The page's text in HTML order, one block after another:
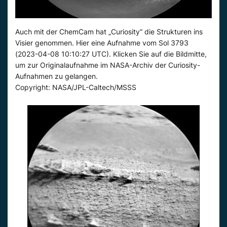
Auch mit der ChemCam hat „Curiosity“ die Strukturen ins
Visier genommen. Hier eine Aufnahme vom Sol 3793
(2023-04-08 10:10:27 UTC). Klicken Sie auf die Bildmitte,
um zur Originalaufnahme im NASA-Archiv der Curiosity-
Aufnahmen zu gelangen.
Copyright: NASA/JPL-Caltech/MSSS